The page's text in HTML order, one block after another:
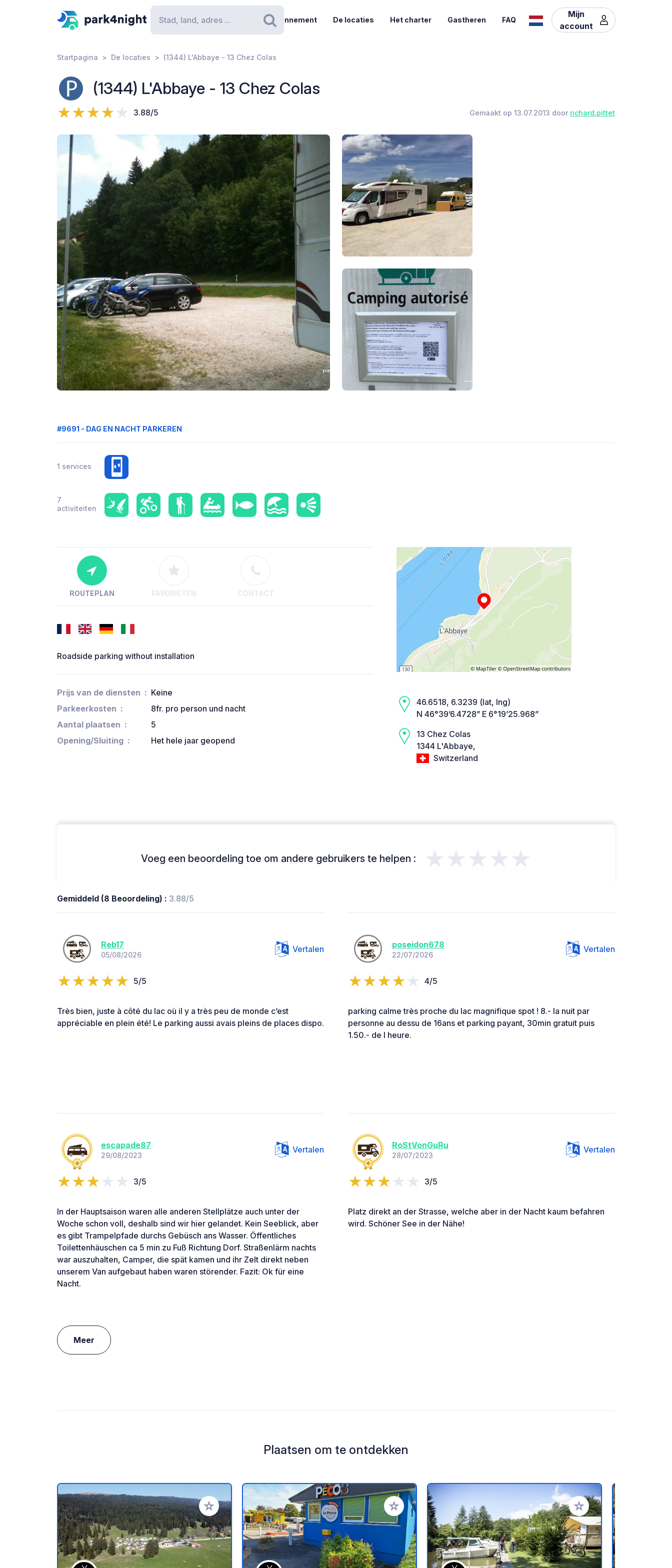
Zoeken
Abonnement De locaties Het charter Gastheren FAQ
Mijn
account
Startpagina De locaties (1344) L'Abbaye - 13 Chez Colas
(1344) L'Abbaye - 13 Chez Colas
3.88/5 Gemaakt op 13.07.2013 door richard.pittet
#9691 - DAG EN NACHT PARKEREN
1 services
7
activiteiten
ROUTEPLAN FAVORIETEN CONTACT
Roadside parking without installation
Prijs van de diensten
Keine
Parkeerkosten
8fr. pro person und nacht
Aantal plaatsen
5
Opening/Sluiting
Het hele jaar geopend
46.6518, 6.3239 (lat, lng)
N 46°39’6.4728” E 6°19’25.968”
13 Chez Colas
1344 L'Abbaye,
Switzerland
Voeg een beoordeling toe om andere gebruikers te helpen : ★★★★★
Gemiddeld (8 Beoordeling) : 3.88/5
Reb17
05/08/2026
Vertalen
5/5
Très bien, juste à côté du lac où il y a très peu de monde c’est
appréciable en plein été! Le parking aussi avais pleins de places dispo.
poseidon678
22/07/2026
Vertalen
4/5
parking calme très proche du lac magnifique spot ! 8.- la nuit par
personne au dessu de 16ans et parking payant, 30min gratuit puis
1.50.- de l heure.
escapade87
29/08/2023
Vertalen
3/5
In der Hauptsaison waren alle anderen Stellplätze auch unter der
Woche schon voll, deshalb sind wir hier gelandet. Kein Seeblick, aber
es gibt Trampelpfade durchs Gebüsch ans Wasser. Öffentliches
Toilettenhäuschen ca 5 min zu Fuß Richtung Dorf. Straßenlärm nachts
war auszuhalten, Camper, die spät kamen und ihr Zelt direkt neben
unserem Van aufgebaut haben waren störender. Fazit: Ok für eine
Nacht.
RoStVonGuRu
28/07/2023
Vertalen
3/5
Platz direkt an der Strasse, welche aber in der Nacht kaum befahren
wird. Schöner See in der Nähe!
Meer
Plaatsen om te ontdekken
Voeg toe aan je favorieten Voeg toe aan je favorieten Voeg toe aan je favorieten